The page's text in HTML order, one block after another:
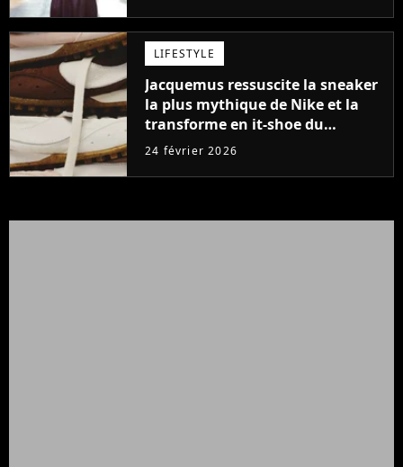
LIFESTYLE
Jacquemus ressuscite la sneaker
la plus mythique de Nike et la
transforme en it-shoe du
printemps 2026
24 février 2026